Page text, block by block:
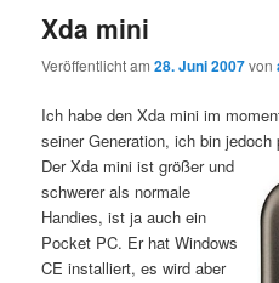
wechseln
Xda mini
Veröffentlicht am28. Juni 2007von
Ich habe den Xda mini im
seiner Generation, ich bin
Der Xda mini ist größer und
schwerer als normale
Handies, ist ja auch ein
Pocket PC. Er hat Windows
CE installiert, es wird aber